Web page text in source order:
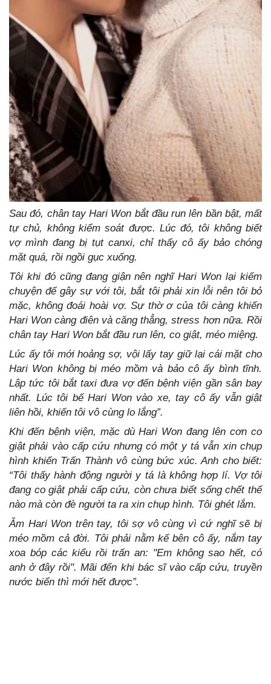
Sau đó, chân tay Hari Won bắt đầu run lên bần bật, mất
tự chủ, không kiểm soát được. Lúc đó, tôi không biết
vợ mình đang bị tụt canxi, chỉ thấy cô ấy bảo chóng
mặt quá, rồi ngồi gục xuống.
Tôi khi đó cũng đang giận nên nghĩ Hari Won lại kiếm
chuyện để gây sự với tôi, bắt tôi phải xin lỗi nên tôi bỏ
mặc, không đoái hoài vợ. Sự thờ ơ của tôi càng khiến
Hari Won càng điên và căng thẳng, stress hơn nữa. Rồi
chân tay Hari Won bắt đầu run lên, co giật, méo miệng.
Lúc ấy tôi mới hoảng sợ, vội lấy tay giữ lại cái mặt cho
Hari Won không bị méo mồm và bảo cô ấy bình tĩnh.
Lập tức tôi bắt taxi đưa vợ đến bệnh viện gần sân bay
nhất. Lúc tôi bế Hari Won vào xe, tay cô ấy vẫn giật
liên hồi, khiến tôi vô cùng lo lắng”.
Khi đến bệnh viện, mặc dù Hari Won đang lên cơn co
giật phải vào cấp cứu nhưng có một y tá vẫn xin chụp
hình khiến Trấn Thành vô cùng bức xúc. Anh cho biết:
“Tôi thấy hành động người y tá là không hợp lí. Vợ tôi
đang co giật phải cấp cứu, còn chưa biết sống chết thế
nào mà còn đè người ta ra xin chụp hình. Tôi ghét lắm.
Ẵm Hari Won trên tay, tôi sợ vô cùng vì cứ nghĩ sẽ bị
méo mồm cả đời. Tôi phải nằm kế bên cô ấy, nắm tay
xoa bóp các kiểu rồi trấn an: "Em không sao hết, có
anh ở đây rồi". Mãi đến khi bác sĩ vào cấp cứu, truyền
nước biển thì mới hết được”.